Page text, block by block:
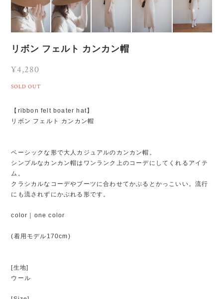
リボン フェルト カンカン帽
¥4,280
SOLD OUT
【ribbon felt boater hat】
リボン フェルト カンカン帽
ベーシックな形で大人カジュアルのカンカン帽。
シンプルなカンカン帽はワンランク上のコーデにしてくれるアイテ
ム。
クラシカルなコーデやブーツに合わせてかぶるとかっこいい。流行
にも流されずにかぶれる形です。
color｜one color
(着用モデル170cm)
[生地]
ウール